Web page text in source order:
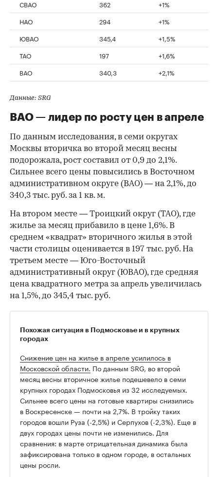
СВАО
362
+1%
НАО
294
+1%
ЮВАО
345,4
+1,5%
ТАО
197
+1,6%
ВАО
340,3 +2,1%
Данные: SRG
ВАО — лидер по росту цен в апреле
По данным исследования, в семи округах
Москвы вторичка во второй месяц весны
подорожала, рост составил от 0,9 до 2,1%.
Сильнее всего цены повысились в Восточном
административном округе (ВАО) — на 2,1%, до
340,3 тыс. руб. за 1 кв. м.
На втором месте — Троицкий округ (ТАО), где
жилье за месяц прибавило в цене 1,6%. В
среднем «квадрат» вторичного жилья в этой
части столицы оценивается в 197 тыс. руб. На
третьем месте — Юго-Восточный
административный округ (ЮВАО), где средняя
цена квадратного метра за апрель увеличилась
на 1,5%, до 345,4 тыс. руб.
Похожая ситуация в Подмосковье и в крупных
городах
Снижение цен на жилье в апреле усилилось в
Московской области. По данным SRG, во второй
месяц весны вторичное жилье подешевело в семи
крупных городах Подмосковья из 32 исследуемых.
Сильнее всего цены на готовые квартиры снизились
в Воскресенске — почти на 2,7%. В тройку таких
городов вошли Руза (-2,5%) и Серпухов (-2,3%). Еще в
двух городах цены почти не изменились. Для
сравнения: в марте отрицательная динамика была
зафиксирована только в одном городе, в остальных
цены росли.